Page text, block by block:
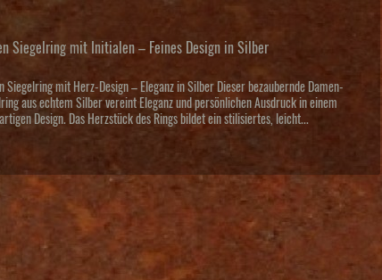
Siegelring mit Initialen – Feines Design in Silber
Siegelring mit Herz-Design – Eleganz in Silber Dieser bezaubernde Damen-
aus echtem Silber vereint Eleganz und persönlichen Ausdruck in einem
Design. Das Herzstück des Rings bildet ein stilisiertes, leicht...